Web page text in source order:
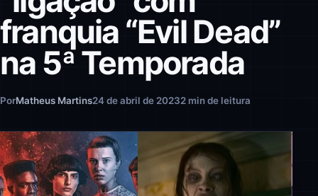
franquia “Evil Dead”
na 5ª Temporada
PorMatheus Martins24 de abril de 20232 min de leitura